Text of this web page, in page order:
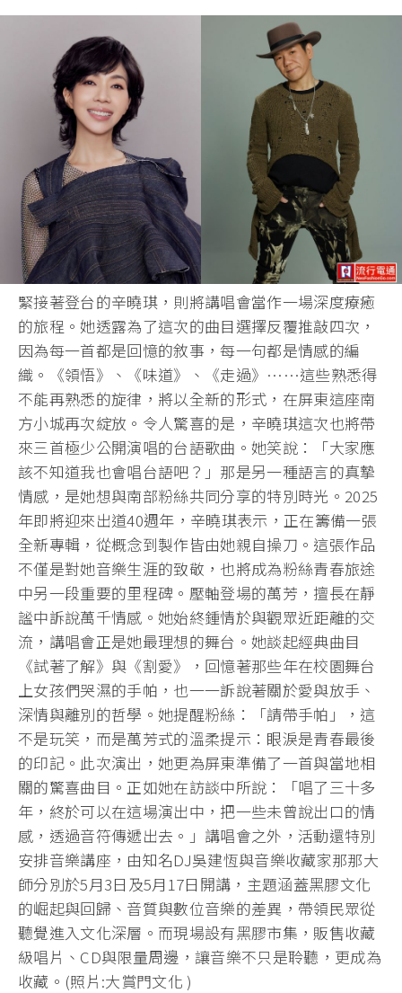
緊接著登台的辛曉琪，則將講唱會當作一場深度療癒
的旅程。她透露為了這次的曲目選擇反覆推敲四次，
因為每一首都是回憶的敘事，每一句都是情感的編
織。《領悟》、《味道》、《走過》……這些熟悉得
不能再熟悉的旋律，將以全新的形式，在屏東這座南
方小城再次綻放。令人驚喜的是，辛曉琪這次也將帶
來三首極少公開演唱的台語歌曲。她笑說：「大家應
該不知道我也會唱台語吧？」那是另一種語言的真摯
情感，是她想與南部粉絲共同分享的特別時光。2025
年即將迎來出道40週年，辛曉琪表示，正在籌備一張
全新專輯，從概念到製作皆由她親自操刀。這張作品
不僅是對她音樂生涯的致敬，也將成為粉絲青春旅途
中另一段重要的里程碑。壓軸登場的萬芳，擅長在靜
謐中訴說萬千情感。她始終鍾情於與觀眾近距離的交
流，講唱會正是她最理想的舞台。她談起經典曲目
《試著了解》與《割愛》，回憶著那些年在校園舞台
上女孩們哭濕的手帕，也一一訴說著關於愛與放手、
深情與離別的哲學。她提醒粉絲：「請帶手帕」，這
不是玩笑，而是萬芳式的溫柔提示：眼淚是青春最後
的印記。此次演出，她更為屏東準備了一首與當地相
關的驚喜曲目。正如她在訪談中所說：「唱了三十多
年，終於可以在這場演出中，把一些未曾說出口的情
感，透過音符傳遞出去。」講唱會之外，活動還特別
安排音樂講座，由知名DJ吳建恆與音樂收藏家那那大
師分別於5月3日及5月17日開講，主題涵蓋黑膠文化
的崛起與回歸、音質與數位音樂的差異，帶領民眾從
聽覺進入文化深層。而現場設有黑膠市集，販售收藏
級唱片、CD與限量周邊，讓音樂不只是聆聽，更成為
收藏。(照片:大賞門文化 )